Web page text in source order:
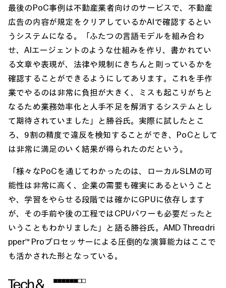
最後のPoC事例は不動産業者向けのサービスで、不動産
広告の内容が規定をクリアしているかAIで確認するとい
うシステムになる。「ふたつの言語モデルを組み合わ
せ、AIエージェントのような仕組みを作り、書かれてい
る文章や表現が、法律や規制にきちんと則っているかを
確認することができるようにしてあります。これを手作
業でやるのは非常に負担が大きく、ミスも起こりがちと
なるため業務効率化と人手不足を解消するシステムとし
て期待されていました」と勝谷氏。実際に試したとこ
ろ、9割の精度で違反を検知することができ、PoCとして
は非常に満足のいく結果が得られたのだという。
「様々なPoCを通じてわかったのは、ローカルSLMの可
能性は非常に高く、企業の需要も確実にあるということ
や、学習をやらせる段階では確かにGPUに依存します
が、その手前や後の工程ではCPUパワーも必要だったと
いうこともわかりました」と語る勝谷氏。AMD Threadri
pper™ Proプロセッサーによる圧倒的な演算能力はここで
も活かされた形となっている。